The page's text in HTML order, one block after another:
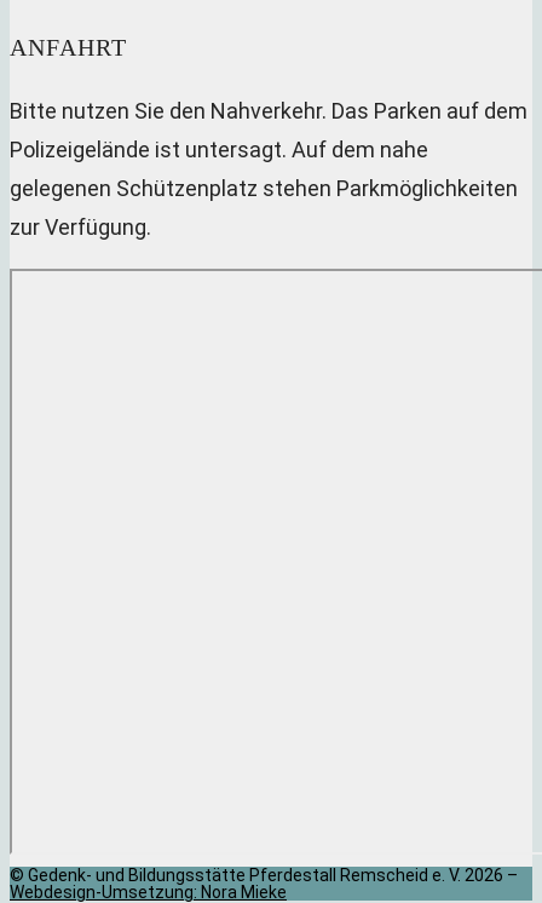
ANFAHRT
Bitte nutzen Sie den Nahverkehr. Das Parken auf dem
Polizeigelände ist untersagt. Auf dem nahe
gelegenen Schützenplatz stehen Parkmöglichkeiten
zur Verfügung.
© Gedenk- und Bildungsstätte Pferdestall Remscheid e. V. 2026 –
Webdesign-Umsetzung: Nora Mieke